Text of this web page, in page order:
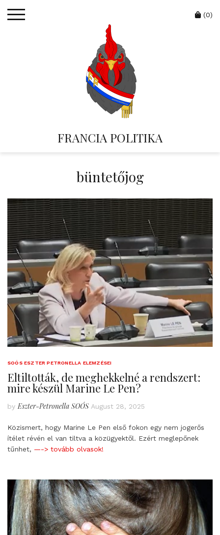
FRANCIA POLITIKA
Cart
(0)
büntetőjog
SOÓS ESZTER PETRONELLA ELEMZÉSEI
Eltiltották, de meghekkelné a rendszert:
mire készül Marine Le Pen?
by Eszter-Petronella SOÓS August 28, 2025
Közismert, hogy Marine Le Pen első fokon egy nem jogerős
ítélet révén el van tiltva a közügyektől. Ezért meglepőnek
tűnhet, —-> tovább olvasok!